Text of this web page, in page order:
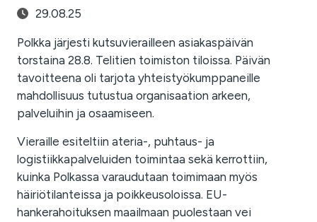
29.08.25
Polkka järjesti kutsuvierailleen asiakaspäivän
torstaina 28.8. Telitien toimiston tiloissa. Päivän
tavoitteena oli tarjota yhteistyökumppaneille
mahdollisuus tutustua organisaation arkeen,
palveluihin ja osaamiseen.
Vieraille esiteltiin ateria-, puhtaus- ja
logistiikkapalveluiden toimintaa sekä kerrottiin,
kuinka Polkassa varaudutaan toimimaan myös
häiriötilanteissa ja poikkeusoloissa. EU-
hankerahoituksen maailmaan puolestaan vei